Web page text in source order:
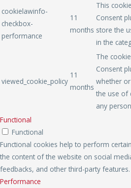
cookielawinfo-
checkbox-
performance
11
months
This
Consent
store the
in the
viewed_cookie_policy
11
months
The
Consent
whether
the use of
any
Functional
Functional
Functional cookies help to perform
the content of the website on social
feedbacks, and other third-party features.
Performance